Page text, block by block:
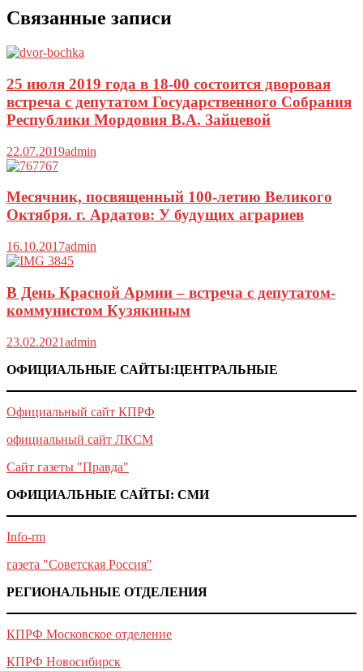
Связанные записи
25 июля 2019 года в 18-00 состоится дворовая
встреча с депутатом Государственного Собрания
Республики Мордовия В.А. Зайцевой
22.07.2019admin
Месячник, посвященный 100-летию Великого
Октября. г. Ардатов: У будущих аграриев
16.10.2017admin
В День Красной Армии – встреча с депутатом-
коммунистом Кузякиным
23.02.2021admin
ОФИЦИАЛЬНЫЕ САЙТЫ:ЦЕНТРАЛЬНЫЕ
Официальный сайт КПРФ
официальный сайт ЛКСМ
Сайт газеты "Правда"
ОФИЦИАЛЬНЫЕ САЙТЫ: СМИ
Info-rm
газета "Советская Россия"
РЕГИОНАЛЬНЫЕ ОТДЕЛЕНИЯ
КПРФ Московское отделение
КПРФ Новосибирск